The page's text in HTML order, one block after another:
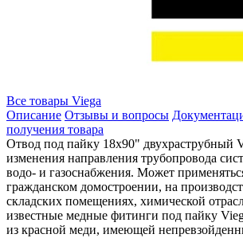
Все товары Viega
Описание Отзывы и вопросы
получения товара
Отвод под пайку 18х90" двухраструбный
изменения направления трубопровода
водо- и газоснабжения. Может
гражданском домостроении, на
складских помещениях, химической
известные медные фитинги под пайку
из красной меди, имеющей